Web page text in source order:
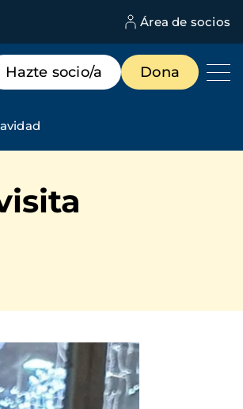
Área de socios
Hazte socio/a Dona